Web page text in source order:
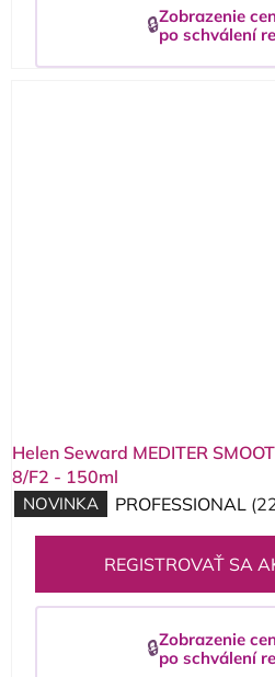
🔒Zobrazenie
po schválení
Helen Seward MEDITER
8/F2 - 150ml
NOVINKA PROFESSIONAL
REGISTROVAŤ SA
🔒Zobrazenie
po schválení